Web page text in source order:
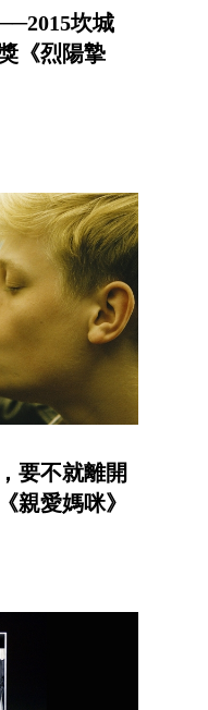
坎城
《烈陽摯
要不就離開
愛媽咪》